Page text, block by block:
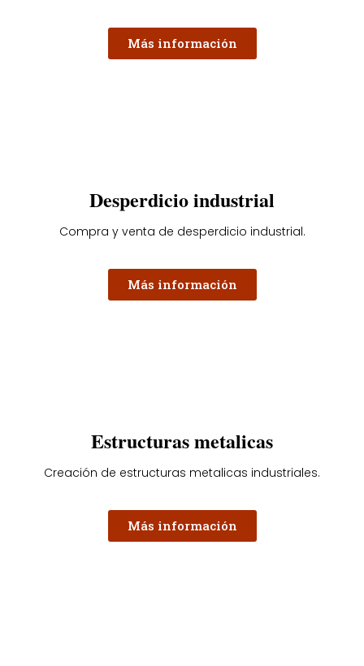
Más información
Desperdicio industrial
Compra y venta de desperdicio industrial.
Más información
Estructuras metalicas
Creación de estructuras metalicas industriales.
Más información